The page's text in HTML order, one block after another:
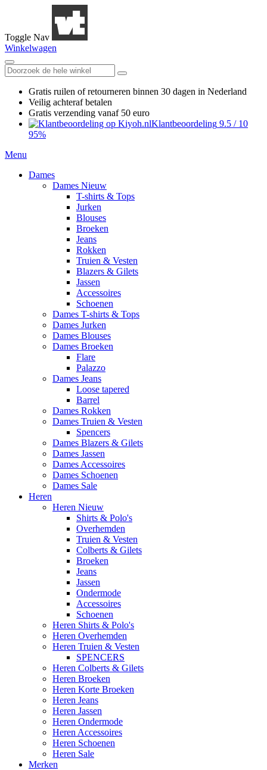
Toggle Nav
Winkelwagen
Gratis ruilen of retourneren binnen 30 dagen in Nederland
Veilig achteraf betalen
Gratis verzending vanaf 50 euro
Klantbeoordeling 9.5 / 10
95%
Menu
Dames
Dames Nieuw
T-shirts & Tops
Jurken
Blouses
Broeken
Jeans
Rokken
Truien & Vesten
Blazers & Gilets
Jassen
Accessoires
Schoenen
Dames T-shirts & Tops
Dames Jurken
Dames Blouses
Dames Broeken
Flare
Palazzo
Dames Jeans
Loose tapered
Barrel
Dames Rokken
Dames Truien & Vesten
Spencers
Dames Blazers & Gilets
Dames Jassen
Dames Accessoires
Dames Schoenen
Dames Sale
Heren
Heren Nieuw
Shirts & Polo's
Overhemden
Truien & Vesten
Colberts & Gilets
Broeken
Jeans
Jassen
Ondermode
Accessoires
Schoenen
Heren Shirts & Polo's
Heren Overhemden
Heren Truien & Vesten
SPENCERS
Heren Colberts & Gilets
Heren Broeken
Heren Korte Broeken
Heren Jeans
Heren Jassen
Heren Ondermode
Heren Accessoires
Heren Schoenen
Heren Sale
Merken